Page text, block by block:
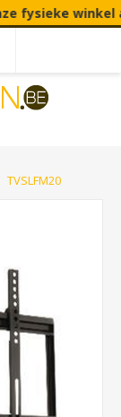
winkel
TVSLFM20